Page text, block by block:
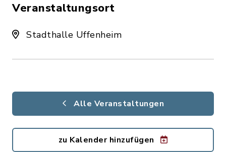
Veranstaltungsort
Stadthalle Uffenheim
Alle Veranstaltungen
zu Kalender hinzufügen